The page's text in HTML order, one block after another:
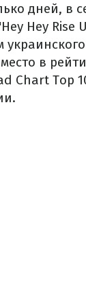
дней, в
Hey Rise
в
Chart Top